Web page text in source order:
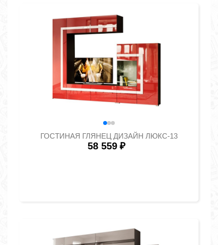
ГОСТИНАЯ ГЛЯНЕЦ ДИЗАЙН ЛЮКС-13
58 559 ₽